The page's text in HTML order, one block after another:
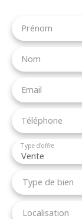
Prénom
Nom
Email
Téléphone
Vente
Type d'offre
Type de bien
Localisation